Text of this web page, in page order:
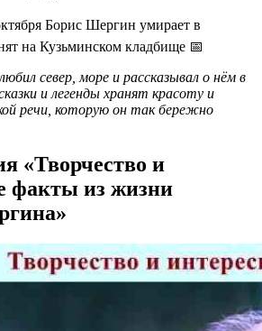
Борис Шергин умирает в
на Кузьминском кладбище 📅
север, море и рассказывал о нём в
и легенды хранят красоту и
речи, которую он так бережно
«Творчество и
факты из жизни